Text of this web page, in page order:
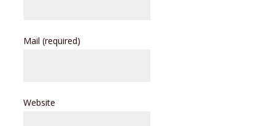
Mail(required)
Website